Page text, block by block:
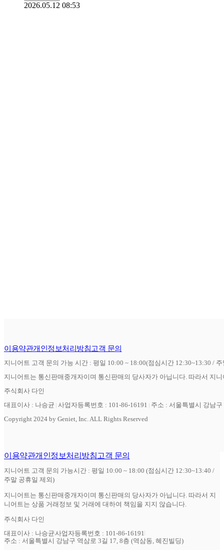
2026.05.12 08:53
이용약관개인정보처리방침고객 문의
지니어트 고객 문의 가능 시간 : 평일 10:00 ~ 18:00(점심시간 12:30~13:30 /
지니어트는 통신판매중개자이며 통신판매의 당사자가 아닙니다. 따라서 지
주식회사 다인
대표이사 : 나승균 사업자등록번호 : 101-86-16191
주소 : 서울특별시 강남
Copyright 2024 by Geniet, Inc. ALL Rights Reserved
이용약관개인정보처리방침고객 문의
지니어트 고객 문의 가능시간 : 평일 10:00 ~ 18:00 (점심시간 12:30~13:40 /
주말 공휴일 제외)
지니어트는 통신판매중개자이며 통신판매의 당사자가 아닙니다. 따라서 지
니어트는 상품 거래정보 및 거래에 대하여 책임을 지지 않습니다.
주식회사 다인
대표이사 : 나승균사업자등록번호 : 101-86-16191
주소 : 서울특별시 강남구 역삼로 3길 17, 8층 (역삼동, 혜진빌딩)